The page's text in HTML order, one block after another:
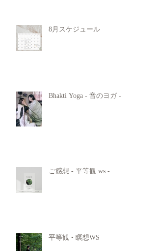
8月スケジュール
Bhakti Yoga - 音のヨガ -
ご感想 - 平等観 ws -
平等観 • 瞑想WS